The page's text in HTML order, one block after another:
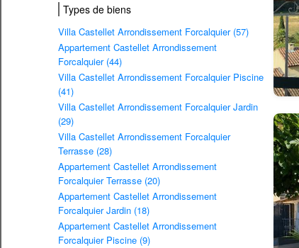
Types de biens
Villa Castellet Arrondissement Forcalquier (57)
Appartement Castellet Arrondissement
Forcalquier (44)
Villa Castellet Arrondissement Forcalquier Piscine
(41)
Villa Castellet Arrondissement Forcalquier Jardin
(29)
Villa Castellet Arrondissement Forcalquier
Terrasse (28)
Appartement Castellet Arrondissement
Forcalquier Terrasse (20)
Appartement Castellet Arrondissement
Forcalquier Jardin (18)
Appartement Castellet Arrondissement
Forcalquier Piscine (9)